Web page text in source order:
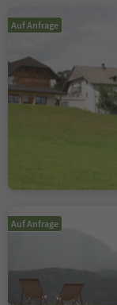
Auf Anfrage
Auf Anfrage